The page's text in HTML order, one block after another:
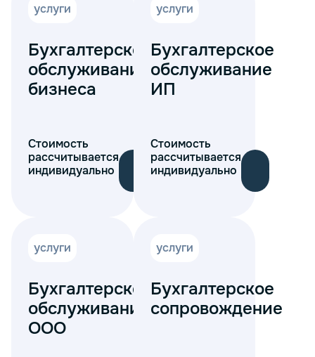
услуги
Бухгалтерское
обслуживание
бизнеса
Стоимость
рассчитывается
индивидуально
услуги
Бухгалтерское
обслуживание
ИП
Стоимость
рассчитывается
индивидуально
услуги
Бухгалтерское
обслуживание
ООО
услуги
Бухгалтерское
сопровождение